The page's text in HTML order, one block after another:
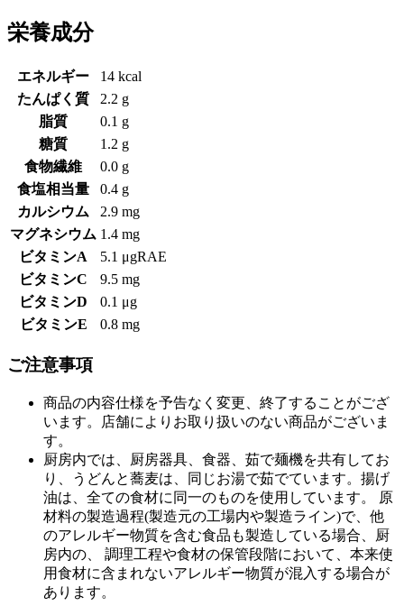
栄養成分
エネルギー
14 kcal
たんぱく質
2.2 g
脂質
0.1 g
糖質
1.2 g
食物繊維
0.0 g
食塩相当量
0.4 g
カルシウム
2.9 mg
マグネシウム 1.4 mg
ビタミンA
5.1 μgRAE
ビタミンC
9.5 mg
ビタミンD
0.1 μg
ビタミンE
0.8 mg
ご注意事項
商品の内容仕様を予告なく変更、終了することがござ
います。店舗によりお取り扱いのない商品がございま
す。
厨房内では、厨房器具、食器、茹で麺機を共有してお
り、うどんと蕎麦は、同じお湯で茹でています。揚げ
油は、全ての食材に同一のものを使用しています。 原
材料の製造過程(製造元の工場内や製造ライン)で、他
のアレルギー物質を含む食品も製造している場合、厨
房内の、 調理工程や食材の保管段階において、本来使
用食材に含まれないアレルギー物質が混入する場合が
あります。